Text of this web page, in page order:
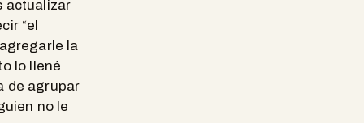
actualizar
“el
la
lo llené
de agrupar
no le